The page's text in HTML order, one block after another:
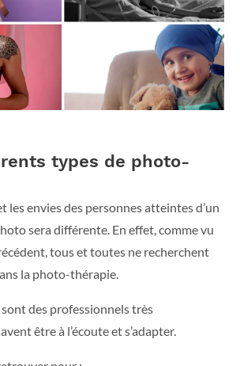
types de photo-
les envies des personnes atteintes d’un
sera différente. En effet, comme vu
tous et toutes ne recherchent
la photo-thérapie.
des professionnels très
être à l’écoute et s’adapter.